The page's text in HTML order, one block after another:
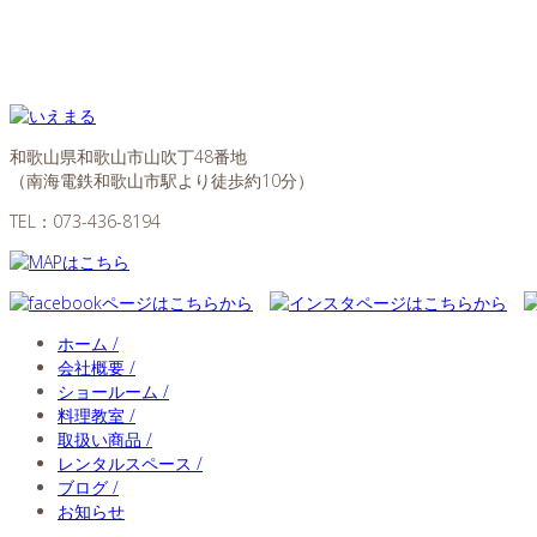
和歌山県和歌山市山吹丁48番地
（南海電鉄和歌山市駅より徒歩約10分）
TEL： 073-436-8194
ホーム /
会社概要 /
ショールーム /
料理教室 /
取扱い商品 /
レンタルスペース /
ブログ /
お知らせ